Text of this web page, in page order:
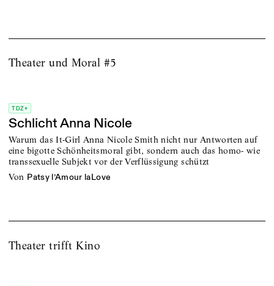
Theater und Moral #5
TDZ+
Schlicht Anna Nicole
Warum das It-Girl Anna Nicole Smith nicht nur Antworten auf
eine bigotte Schönheitsmoral gibt, sondern auch das homo- wie
transsexuelle Subjekt vor der Verflüssigung schützt
von Patsy l’Amour laLove
Theater trifft Kino